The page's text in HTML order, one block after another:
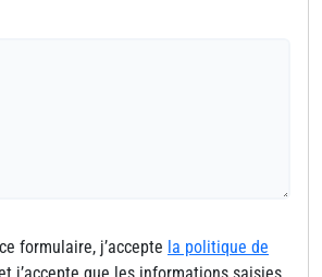
formulaire, j’accepte la politique de
j’accepte que les informations saisies